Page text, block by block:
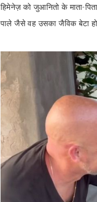
हिमेनेज़ को जुआनितो के माता-
पाले जैसे वह उसका जैविक बेटा